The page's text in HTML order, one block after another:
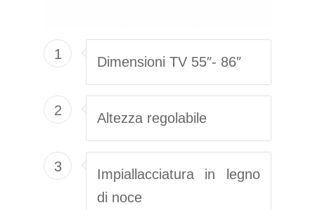
1 Dimensioni TV 55″- 86″
2 Altezza regolabile
3
Impiallacciatura in legno
di noce